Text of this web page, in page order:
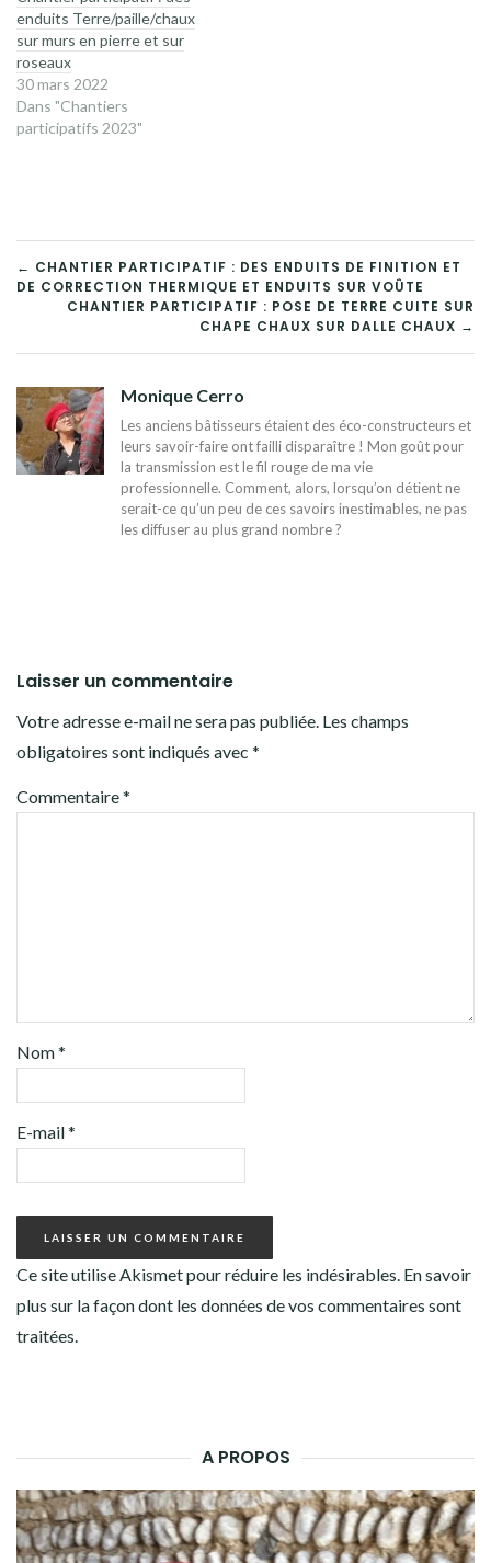
enduits Terre/paille/chaux
sur murs en pierre et sur
roseaux
30 mars 2022
Dans "Chantiers
participatifs 2023"
NAVIGATION
L’ARTICLE
← CHANTIER PARTICIPATIF : DES ENDUITS DE FINITION ET
DE CORRECTION THERMIQUE ET ENDUITS SUR VOÛTE
CHANTIER PARTICIPATIF : POSE DE TERRE CUITE SUR
CHAPE CHAUX SUR DALLE CHAUX →
Monique Cerro
Les anciens bâtisseurs étaient des éco-constructeurs et
leurs savoir-faire ont failli disparaître ! Mon goût pour
la transmission est le fil rouge de ma vie
professionnelle. Comment, alors, lorsqu’on détient ne
serait-ce qu’un peu de ces savoirs inestimables, ne pas
les diffuser au plus grand nombre ?
Laisser un commentaire
Votre adresse e-mail ne sera pas publiée. Les champs
obligatoires sont indiqués avec *
Commentaire*
Nom*
E-mail*
Ce site utilise Akismet pour réduire les indésirables. En savoir
plus sur la façon dont les données de vos commentaires sont
traitées.
A PROPOS